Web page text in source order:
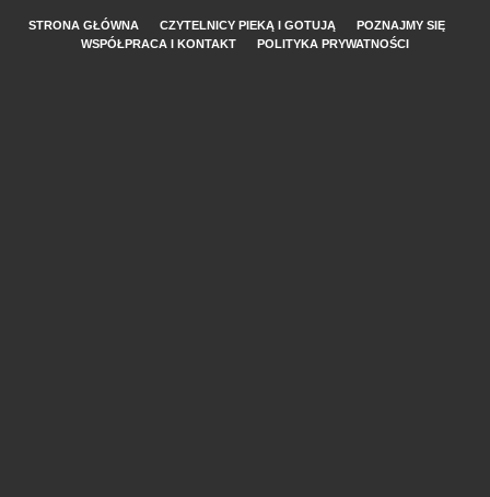
STRONA GŁÓWNA CZYTELNICY PIEKĄ I GOTUJĄ
POZNAJMY SIĘ
WSPÓŁPRACA I KONTAKT
POLITYKA PRYWATNOŚCI